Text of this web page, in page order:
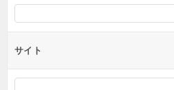
サイト